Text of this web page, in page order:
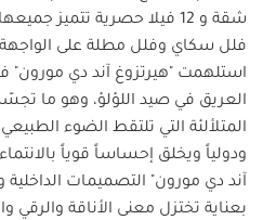
شقة و 12 فيلا حصرية تتميز
فلل سكاي وفلل مطلة على الواجهة
استلهمت "هيرتزوغ آند دي مورون"
العريق في صيد اللؤلؤ، وهو ما
المتلألئة التي تلتقط الضوء
ودولياً ويخلق إحساساً قوياً
آند دي مورون" التصميمات
بعناية تختزل معنى الأناقة والرقي